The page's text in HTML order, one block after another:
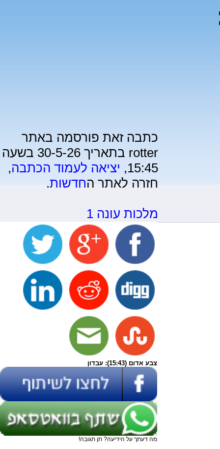
כתבה זאת פורסמה באתר
rotter בתאריך 30-5-26 בשעה
15:45, יציאה לעמוד הכתבה,
חזרה לאתר החדשות.
מלכות עונה 1
צבע אדום (15:43): עבדון
מה דעתך על הידיעה? תן תגובה!